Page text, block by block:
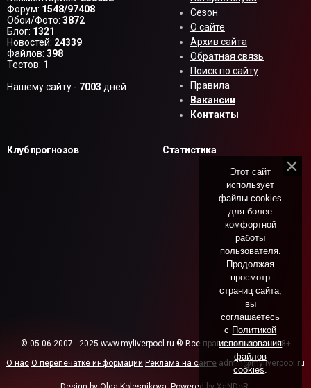
Форум: 1548/97408
Обои/Фото: 3872
Блог: 1321
Новостей: 24339
Файлов: 398
Тестов: 1
Нашему сайту - 7003 дней
Сезон
О сайте
Архив сайта
Обратная связь
Поиск по сайту
Правила
Вакансии
Контакты
Клуб прогнозов Статистика
© 05.06.2007 - 2025 www.myliverpool.ru ® Все права защищены. 18+
О нас О перепечатке информации Реклама на сайте admin@myliverpool.ru
Этот сайт
использует
файлы cookies
для более
комфортной
работы
пользователя.
Продолжая
просмотр
страниц сайта,
вы
соглашаетесь
с Политикой
использования
файлов
cookies